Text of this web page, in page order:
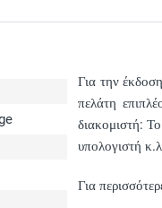
Για την
πελάτη
διακομιστή:
υπολογιστή
Για